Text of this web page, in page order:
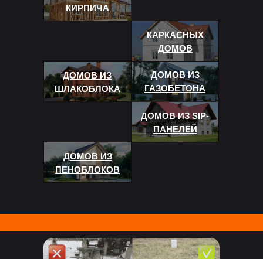
КАРКАСНЫХ
ДОМОВ
ДОМОВ ИЗ
ПЕНОБЛОКОВ
КИРПИЧА
ДОМОВ ИЗ SIP-
ПАНЕЛЕЙ
ДОМОВ ИЗ
ШЛАКОБЛОКА
ДОМОВ ИЗ
ГАЗОБЕТОНА